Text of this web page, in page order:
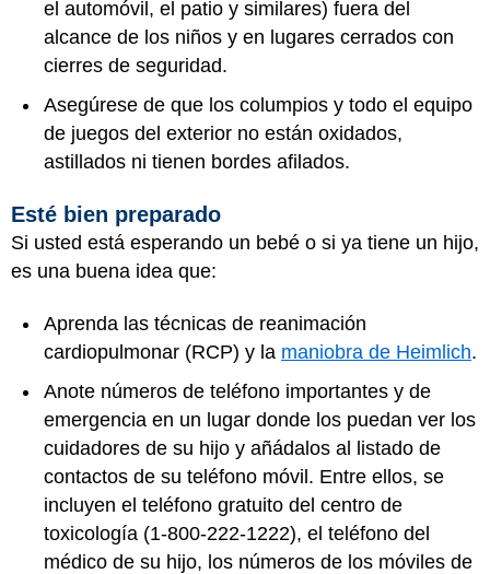
el automóvil, el patio y similares) fuera del
alcance de los niños y en lugares cerrados con
cierres de seguridad.
Asegúrese de que los columpios y todo el equipo
de juegos del exterior no están oxidados,
astillados ni tienen bordes afilados.
Esté bien preparado
Si usted está esperando un bebé o si ya tiene un hijo,
es una buena idea que:
Aprenda las técnicas de reanimación
cardiopulmonar (RCP) y la maniobra de Heimlich.
Anote números de teléfono importantes y de
emergencia en un lugar donde los puedan ver los
cuidadores de su hijo y añádalos al listado de
contactos de su teléfono móvil. Entre ellos, se
incluyen el teléfono gratuito del centro de
toxicología (1-800-222-1222), el teléfono del
médico de su hijo, los números de los móviles de